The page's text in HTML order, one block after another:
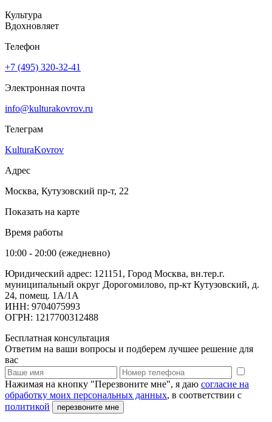
Культура
Вдохновляет
Телефон
+7 (495) 320-32-41
Электронная почта
info@kulturakovrov.ru
Телеграм
KulturaKovrov
Адрес
Москва, Кутузовский пр-т, 22
Показать на карте
Время работы
10:00 - 20:00 (ежедневно)
Юридический адрес: 121151, Город Москва, вн.тер.г.
муниципальный округ Дорогомилово, пр-кт Кутузовский, д.
24, помещ. 1А/1А
ИНН: 9704075993
ОГРН: 1217700312488
Бесплатная консультация
Ответим на ваши вопросы и подберем лучшее решение для
вас
Нажимая на кнопку "Перезвоните мне", я даю согласие на
обработку моих персональных данных, в соответствии с
политикой
перезвоните мне